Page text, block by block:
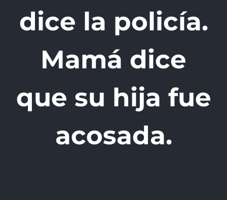
dice la policía.
Mamá dice
que su hija fue
acosada.